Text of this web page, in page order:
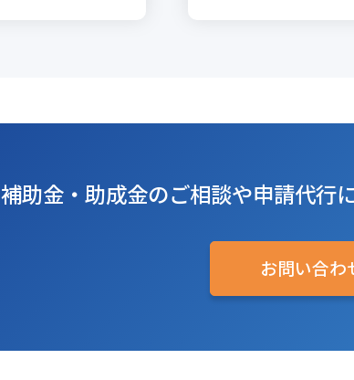
補助金・助成金のご相談や申請代行
お問い合わ